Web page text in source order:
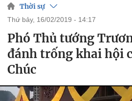
Thời sự
thứ bảy, 16/02/2019 - 14:17
Phó Thủ tướng
đánh trống khai hội
Chúc